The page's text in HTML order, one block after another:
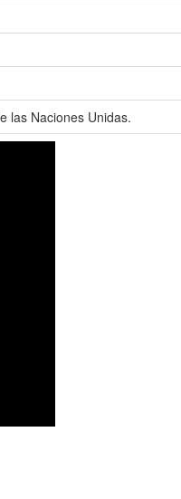
las Naciones Unidas.